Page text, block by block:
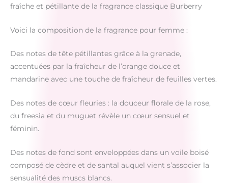
fraîche et pétillante de la fragrance classique Burberry
Voici la composition de la fragrance pour femme :
Des notes de tête pétillantes grâce à la grenade,
accentuées par la fraîcheur de l’orange douce et
mandarine avec une touche de fraîcheur de feuilles vertes.
Des notes de cœur fleuries : la douceur florale de la rose,
du freesia et du muguet révèle un cœur sensuel et
féminin.
Des notes de fond sont enveloppées dans un voile boisé
composé de cèdre et de santal auquel vient s’associer la
sensualité des muscs blancs.